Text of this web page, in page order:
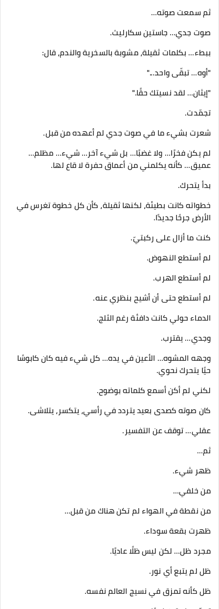
ثم سمعت صوته…
صوت جدي… جاستين سكارليث.
ببطء… بكلمات ثقيلة، مشوبة بالسخرية والندم، قال:
"أوه… تبقّى واحد..."
"إيثان… لقد نسيتك حقًا."
تجمّدت.
شعرت بشيء ما في صوت جدي لم أعهده من قبل.
لم يكن فخرًا… ولا غضبًا… بل شيء آخر… شيء… مظلم…
عميق… كأنه يكلمني من أعماق حفرة لا قاع لها.
بدأ يتحرك.
خطواته كانت بطيئة، لكنها ثقيلة، كأن كل خطوة تغرس في
الأرض جرحًا جديدًا.
كنت ما أزال على ركبتيّ.
لم أستطع النهوض.
لم أستطع الهرب.
لم أستطع حتى أن أشيح بنظري عنه.
الدماء حولي كانت دافئة رغم الثلج.
وجدي… يقترب.
وجهه المشوه… الأعين في يده… كل شيء فيه كان كابوسًا
حيًا يتحرك نحوي.
لكني لم أكن أسمع كلماته بوضوح.
كان صوته كصدى بعيد يتردد في رأسي، يتكسر، يتلاشى.
عقلي… توقف عن التفسير.
ثم…
ظهر شيء.
من خلفي…
من نقطة في الهواء لم تكن هناك من قبل…
ظهرت بقعة سوداء.
مجرد ظل… لكن ليس ظلًا عاديًا.
ظل لم يتبع أي نور.
ظل كأنه تمزق في نسيج العالم نفسه.